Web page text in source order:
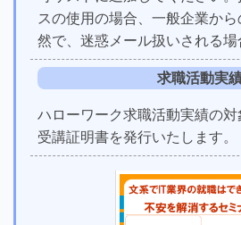
スの使用の場合、一般企業か
然で、迷惑メール扱いされる場
求職活動実
ハローワーク求職活動実績の対
受講証明書を発行いたします。